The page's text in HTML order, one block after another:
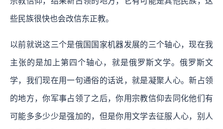
些民族很快也会改信东正教。
以前就说这三个是俄国国家机器发展的三个轴心，现在我
主张的是加上第四个轴心，就是俄罗斯文学。俄罗斯文
学，我们现在用一句通俗的话说，就是凝聚人心。新占领
的地方，你军事占领了之后，你用宗教信仰去同化他们有
可能多多少少是强加的，但是你用文学去征服人心，别人